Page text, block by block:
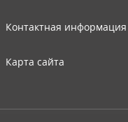
Контактная информация
Карта сайта